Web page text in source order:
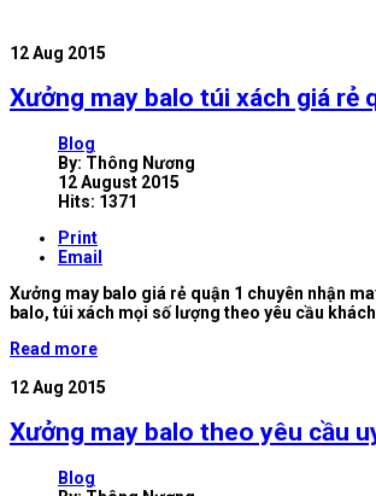
12Aug 2015
Xưởng may balo túi xách giá rẻ
Blog
By: Thông Nương
12 August 2015
Hits: 1371
Print
Email
Xưởng may balo giá rẻ quận 1 chuyên nhận
balo, túi xách mọi số lượng theo yêu cầu
Read more
12Aug 2015
Xưởng may balo theo yêu cầu
Blog